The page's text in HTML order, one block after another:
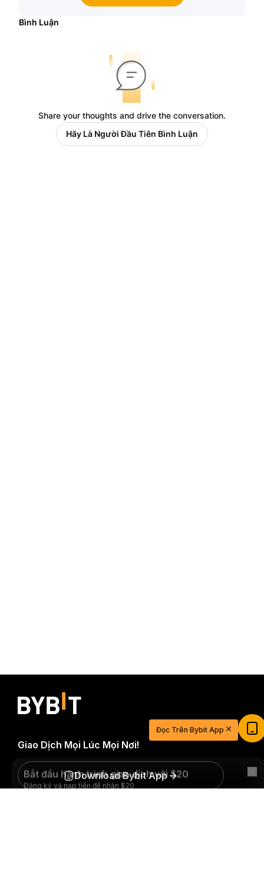
Bình Luận
Share your thoughts and drive the conversation.
Hãy Là Người Đầu Tiên Bình Luận
Giao Dịch Mọi Lúc Mọi Nơi!
Download Bybit App
Bắt đầu hành trình giao dịch với $20
Tham gia
Đọc Trên Bybit App